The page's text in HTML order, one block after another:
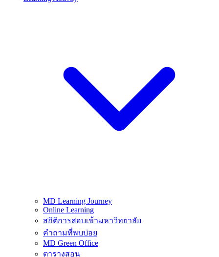
MD Learning Journey
Online Learning
สถิติการสอบเข้ามหาวิทยาลัย
คำถามที่พบบ่อย
MD Green Office
ตารางสอน